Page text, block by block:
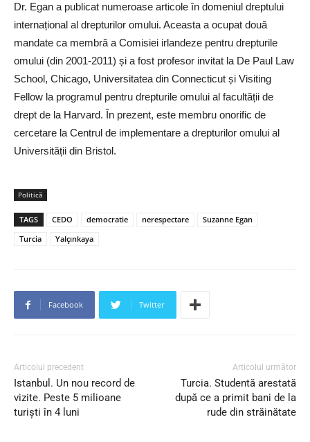
Dr. Egan a publicat numeroase articole în domeniul dreptului
internațional al drepturilor omului. Aceasta a ocupat două
mandate ca membră a Comisiei irlandeze pentru drepturile
omului (din 2001-2011) și a fost profesor invitat la De Paul Law
School, Chicago, Universitatea din Connecticut și Visiting
Fellow la programul pentru drepturile omului al facultății de
drept de la Harvard. În prezent, este membru onorific de
cercetare la Centrul de implementare a drepturilor omului al
Universității din Bristol.
Politică
TAGS CEDO democratie nerespectare
Suzanne Egan
Turcia
Yalçınkaya
Facebook Twitter
Articolul precedent
Istanbul. Un nou record de
vizite. Peste 5 milioane
turiști în 4 luni
Articolul următor
Turcia. Studentă arestată
după ce a primit bani de la
rude din străinătate